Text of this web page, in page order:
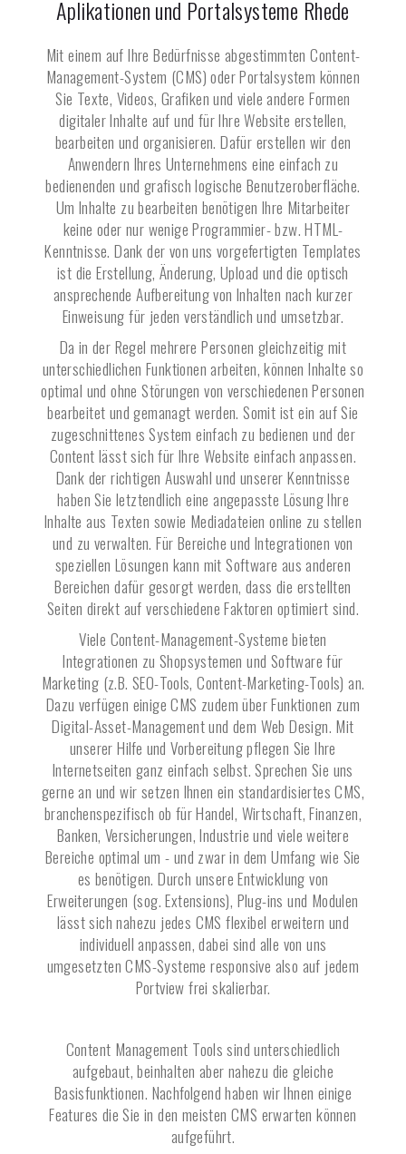
Aplikationen und Portalsysteme Rhede
Mit einem auf Ihre Bedürfnisse abgestimmten Content-
Management-System (CMS) oder Portalsystem können
Sie Texte, Videos, Grafiken und viele andere Formen
digitaler Inhalte auf und für Ihre Website erstellen,
bearbeiten und organisieren. Dafür erstellen wir den
Anwendern Ihres Unternehmens eine einfach zu
bedienenden und grafisch logische Benutzeroberfläche.
Um Inhalte zu bearbeiten benötigen Ihre Mitarbeiter
keine oder nur wenige Programmier- bzw. HTML-
Kenntnisse. Dank der von uns vorgefertigten Templates
ist die Erstellung, Änderung, Upload und die optisch
ansprechende Aufbereitung von Inhalten nach kurzer
Einweisung für jeden verständlich und umsetzbar.
Da in der Regel mehrere Personen gleichzeitig mit
unterschiedlichen Funktionen arbeiten, können Inhalte so
optimal und ohne Störungen von verschiedenen Personen
bearbeitet und gemanagt werden. Somit ist ein auf Sie
zugeschnittenes System einfach zu bedienen und der
Content lässt sich für Ihre Website einfach anpassen.
Dank der richtigen Auswahl und unserer Kenntnisse
haben Sie letztendlich eine angepasste Lösung Ihre
Inhalte aus Texten sowie Mediadateien online zu stellen
und zu verwalten. Für Bereiche und Integrationen von
speziellen Lösungen kann mit Software aus anderen
Bereichen dafür gesorgt werden, dass die erstellten
Seiten direkt auf verschiedene Faktoren optimiert sind.
Viele Content-Management-Systeme bieten
Integrationen zu Shopsystemen und Software für
Marketing (z.B. SEO-Tools, Content-Marketing-Tools) an.
Dazu verfügen einige CMS zudem über Funktionen zum
Digital-Asset-Management und dem Web Design. Mit
unserer Hilfe und Vorbereitung pflegen Sie Ihre
Internetseiten ganz einfach selbst. Sprechen Sie uns
gerne an und wir setzen Ihnen ein standardisiertes CMS,
branchenspezifisch ob für Handel, Wirtschaft, Finanzen,
Banken, Versicherungen, Industrie und viele weitere
Bereiche optimal um - und zwar in dem Umfang wie Sie
es benötigen. Durch unsere Entwicklung von
Erweiterungen (sog. Extensions), Plug-ins und Modulen
lässt sich nahezu jedes CMS flexibel erweitern und
individuell anpassen, dabei sind alle von uns
umgesetzten CMS-Systeme responsive also auf jedem
Portview frei skalierbar.
Content Management Tools sind unterschiedlich
aufgebaut, beinhalten aber nahezu die gleiche
Basisfunktionen. Nachfolgend haben wir Ihnen einige
Features die Sie in den meisten CMS erwarten können
aufgeführt.